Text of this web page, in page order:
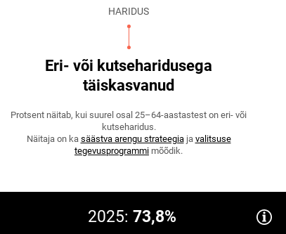
HARIDUS
Eri- või kutseharidusega
täiskasvanud
Protsent näitab, kui suurel osal 25–64-aastastest on eri- või
kutseharidus.
Näitaja on ka säästva arengu strateegiaja valitsuse
tegevusprogrammi mõõdik.
2025: 73,8%